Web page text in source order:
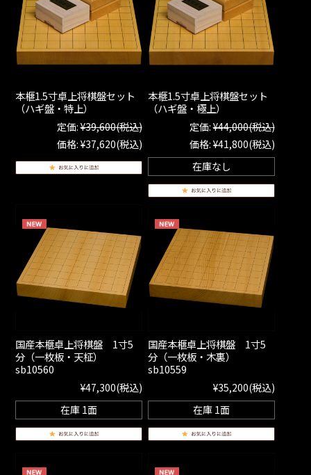
本榧1.5寸卓上将棋盤セット
（ハギ盤・特上）
定価:¥39,600(税込)
価格: ¥37,620(税込)
本榧1.5寸卓上将棋盤セット
（ハギ盤・極上）
定価:¥44,000(税込)
価格: ¥41,800(税込)
在庫なし
国産本榧卓上将棋盤 1寸5
分（一枚板・天柾）
sb10560
¥47,300(税込)
在庫 1面
国産本榧卓上将棋盤 1寸5
分（一枚板・木裏）
sb10559
¥35,200(税込)
在庫 1面